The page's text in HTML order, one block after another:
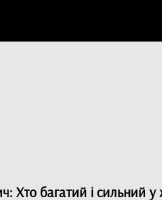
Хто багатий і сильний у